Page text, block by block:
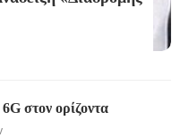
στον ορίζοντα